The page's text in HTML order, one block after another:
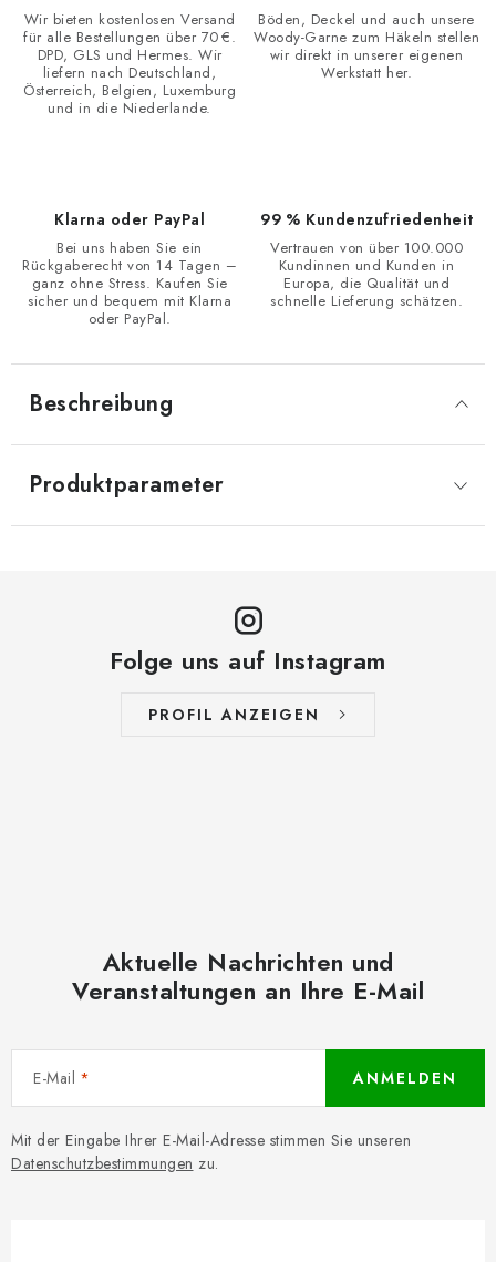
Wir bieten kostenlosen Versand
für alle Bestellungen über 70 €.
DPD, GLS und Hermes. Wir
liefern nach Deutschland,
Österreich, Belgien, Luxemburg
und in die Niederlande.
Böden, Deckel und auch unsere
Woody-Garne zum Häkeln stellen
wir direkt in unserer eigenen
Werkstatt her.
Klarna oder PayPal
Bei uns haben Sie ein
Rückgaberecht von 14 Tagen –
ganz ohne Stress. Kaufen Sie
sicher und bequem mit Klarna
oder PayPal.
99 % Kundenzufriedenheit
Vertrauen von über 100.000
Kundinnen und Kunden in
Europa, die Qualität und
schnelle Lieferung schätzen.
Beschreibung
Produktparameter
Folge uns auf Instagram
PROFIL ANZEIGEN
Aktuelle Nachrichten und
Veranstaltungen an Ihre E-Mail
E-Mail
Mit der Eingabe Ihrer E-Mail-Adresse stimmen Sie unseren
Datenschutzbestimmungen zu.
ANMELDEN